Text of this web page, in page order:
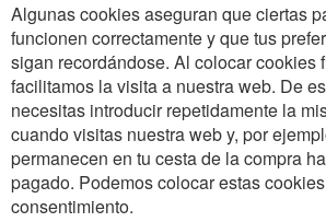
Algunas cookies aseguran que ciertas
funcionen correctamente y que tus
sigan recordándose. Al colocar cookies
facilitamos la visita a nuestra web. De
necesitas introducir repetidamente la
cuando visitas nuestra web y, por
permanecen en tu cesta de la compra
pagado. Podemos colocar estas
consentimiento.